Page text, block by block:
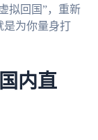
拟回国”，重新
是为你量身打
内直